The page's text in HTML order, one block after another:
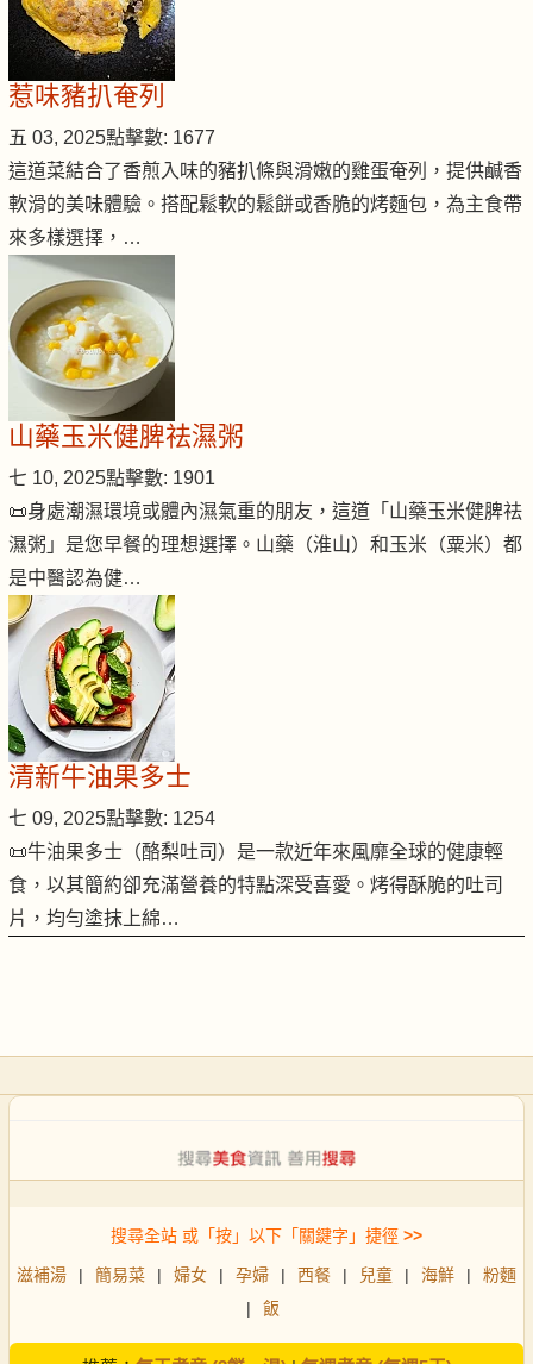
惹味豬扒奄列
五 03, 2025點擊數: 1677
這道菜結合了香煎入味的豬扒條與滑嫩的雞蛋奄列，提供鹹香
軟滑的美味體驗。搭配鬆軟的鬆餅或香脆的烤麵包，為主食帶
來多樣選擇，…
山藥玉米健脾祛濕粥
七 10, 2025點擊數: 1901
📜身處潮濕環境或體內濕氣重的朋友，這道「山藥玉米健脾祛
濕粥」是您早餐的理想選擇。山藥（淮山）和玉米（粟米）都
是中醫認為健…
清新牛油果多士
七 09, 2025點擊數: 1254
📜牛油果多士（酪梨吐司）是一款近年來風靡全球的健康輕
食，以其簡約卻充滿營養的特點深受喜愛。烤得酥脆的吐司
片，均勻塗抹上綿…
搜尋全站 或「按」以下「關鍵字」捷徑 >>
滋補湯 | 簡易菜 | 婦女 | 孕婦 | 西餐 | 兒童 | 海鮮 |
粉麵
|
飯